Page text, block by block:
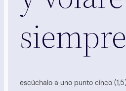
escúchalo a uno punto cinco